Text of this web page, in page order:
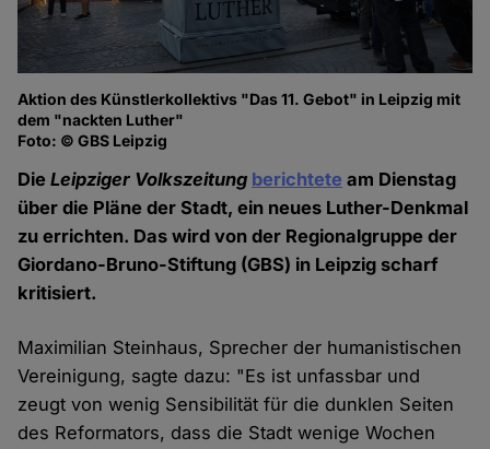
Aktion des Künstlerkollektivs "Das 11. Gebot" in Leipzig mit
dem "nackten Luther"
Foto: © GBS Leipzig
DieLeipziger Volkszeitung berichtete am Dienstag
über die Pläne der Stadt, ein neues Luther-Denkmal
zu errichten. Das wird von der Regionalgruppe der
Giordano-Bruno-Stiftung (GBS) in Leipzig scharf
kritisiert.
Maximilian Steinhaus, Sprecher der humanistischen
Vereinigung, sagte dazu: "Es ist unfassbar und
zeugt von wenig Sensibilität für die dunklen Seiten
des Reformators, dass die Stadt wenige Wochen